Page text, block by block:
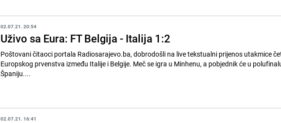
02.07.21. 20:54
Uživo sa Eura: FT Belgija - Italija 1:2
Poštovani čitaoci portala Radiosarajevo.ba, dobrodošli na live tekstualni prijenos utakmice
Europskog prvenstva između Italije i Belgije. Meč se igra u Minhenu, a pobjednik će u
Španiju....
02.07.21. 16:41